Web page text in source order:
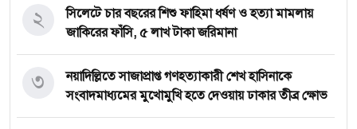
সিলেটে চার বছরের শিশু ফাহিমা ধর্ষণ ও হত্যা মামলায়
জাকিরের ফাঁসি, ৫ লাখ টাকা জরিমানা
২
নয়াদিল্লিতে সাজাপ্রাপ্ত গণহত্যাকারী শেখ হাসিনাকে
সংবাদমাধ্যমের মুখোমুখি হতে দেওয়ায় ঢাকার তীব্র ক্ষোভ
৩